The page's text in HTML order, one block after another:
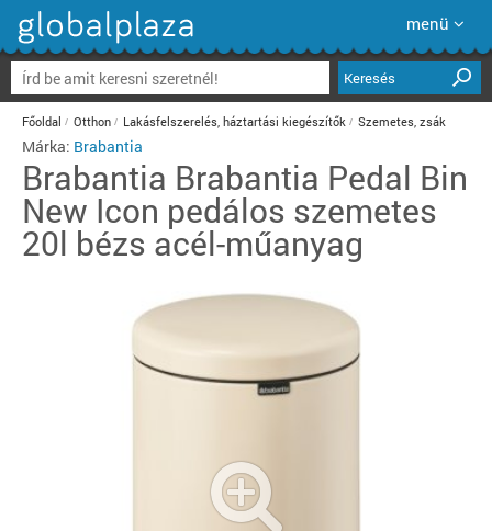
menü
Keresés
Főoldal Otthon Lakásfelszerelés, háztartási kiegészítők Szemetes, zsák
Márka: Brabantia
Brabantia Brabantia Pedal Bin
New Icon pedálos szemetes
20l bézs acél-műanyag